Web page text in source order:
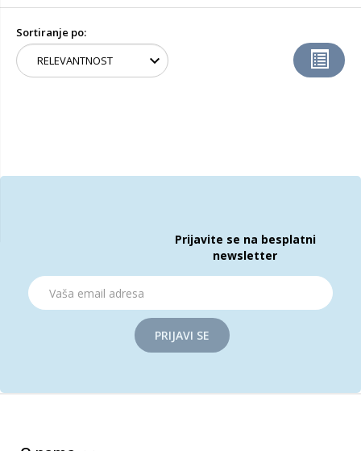
Sortiranje po:
Prijavite se na besplatni
newsletter
PRIJAVI SE